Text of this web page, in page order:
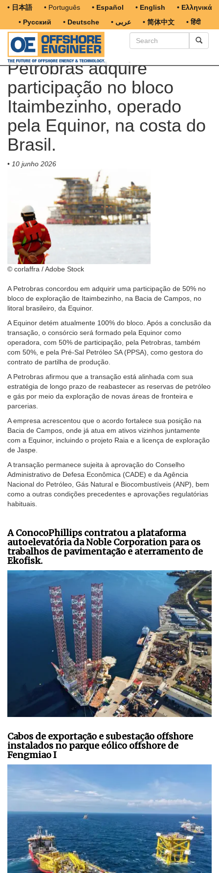
• 日本語 • Português • Español • English
• Ελληνικά
• Русский
• Deutsche • عربى • 简体中文 • हिंदी
Petrobras adquire
participação no bloco
Itaimbezinho, operado
pela Equinor, na costa do
Brasil.
• 10 junho 2026
© corlaffra / Adobe Stock
A Petrobras concordou em adquirir uma participação de 50% no
bloco de exploração de Itaimbezinho, na Bacia de Campos, no
litoral brasileiro, da Equinor.
A Equinor detém atualmente 100% do bloco. Após a conclusão da
transação, o consórcio será formado pela Equinor como
operadora, com 50% de participação, pela Petrobras, também
com 50%, e pela Pré-Sal Petróleo SA (PPSA), como gestora do
contrato de partilha de produção.
A Petrobras afirmou que a transação está alinhada com sua
estratégia de longo prazo de reabastecer as reservas de petróleo
e gás por meio da exploração de novas áreas de fronteira e
parcerias.
A empresa acrescentou que o acordo fortalece sua posição na
Bacia de Campos, onde já atua em ativos vizinhos juntamente
com a Equinor, incluindo o projeto Raia e a licença de exploração
de Jaspe.
A transação permanece sujeita à aprovação do Conselho
Administrativo de Defesa Econômica (CADE) e da Agência
Nacional do Petróleo, Gás Natural e Biocombustíveis (ANP), bem
como a outras condições precedentes e aprovações regulatórias
habituais.
A ConocoPhillips contratou a plataforma
autoelevatória da Noble Corporation para os
trabalhos de pavimentação e aterramento de
Ekofisk.
Cabos de exportação e subestação offshore
instalados no parque eólico offshore de
Fengmiao I